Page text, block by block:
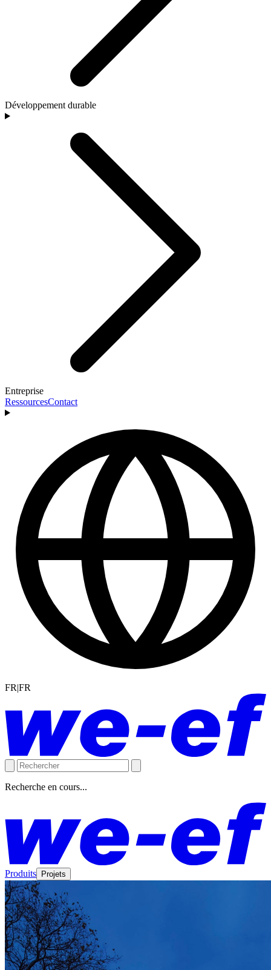
Développement durable
Entreprise
RessourcesContact
FR|FR
Recherche en cours...
Produits Projets